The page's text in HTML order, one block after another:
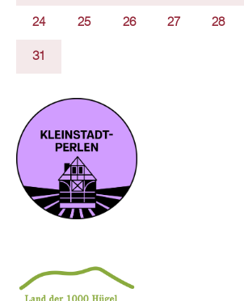
24 25 26 27 28
31